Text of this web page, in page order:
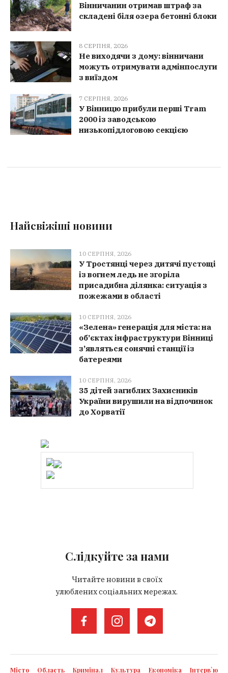
Вінничанин отримав штраф за
складені біля озера бетонні блоки
8 СЕРПНЯ, 2026
Не виходячи з дому: вінничани
можуть отримувати адмінпослуги
з виїздом
7 СЕРПНЯ, 2026
У Вінницю прибули перші Tram
2000 із заводською
низькопідлоговою секцією
Найсвіжіші новини
10 СЕРПНЯ, 2026
У Тростянці через дитячі пустощі
із вогнем ледь не згоріла
присадибна ділянка: ситуація з
пожежами в області
10 СЕРПНЯ, 2026
«Зелена» генерація для міста: на
об’єктах інфраструктури Вінниці
з’являться сонячні станції із
батереями
10 СЕРПНЯ, 2026
35 дітей загиблих Захисників
України вирушили на відпочинок
до Хорватії
Слідкуйте за нами
Читайте новини в своїх
улюблених соціальних мережах.
Місто Область Кримінал Культура Економіка Інтерв`ю